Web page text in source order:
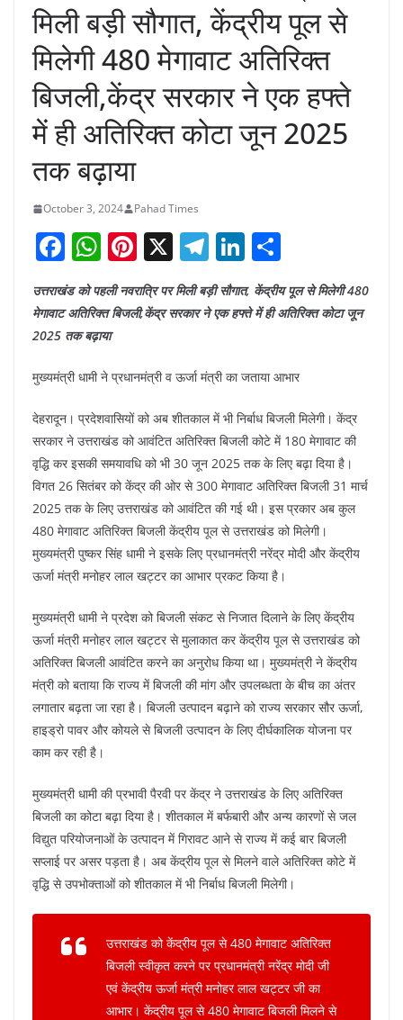
मिली बड़ी सौगात, केंद्रीय पूल से
मिलेगी 480 मेगावाट अतिरिक्त
बिजली,केंद्र सरकार ने एक हफ्ते
में ही अतिरिक्त कोटा जून 2025
तक बढ़ाया
October 3, 2024 Pahad Times
F
a
c
e
b
o
o
k
W
h
at
s
A
p
p
Pi
nt
er
st
X T
el
e
gr
a
m
Li
n
k
n
ar
उत्तराखंड को पहली नवरात्रि पर मिली बड़ी सौगात, केंद्रीय पूल से मिलेगी 480
मेगावाट अतिरिक्त बिजली,केंद्र सरकार ने एक हफ्ते में ही अतिरिक्त कोटा जून
2025 तक बढ़ाया
मुख्यमंत्री धामी ने प्रधानमंत्री व ऊर्जा मंत्री का जताया आभार
देहरादून। प्रदेशवासियों को अब शीतकाल में भी निर्बाध बिजली मिलेगी। केंद्र
सरकार ने उत्तराखंड को आवंटित अतिरिक्त बिजली कोटे में 180 मेगावाट की
वृद्धि कर इसकी समयावधि को भी 30 जून 2025 तक के लिए बढ़ा दिया है।
विगत 26 सितंबर को केंद्र की ओर से 300 मेगावाट अतिरिक्त बिजली 31 मार्च
2025 तक के लिए उत्तराखंड को आवंटित की गई थी। इस प्रकार अब कुल
480 मेगावाट अतिरिक्त बिजली केंद्रीय पूल से उत्तराखंड को मिलेगी।
मुख्यमंत्री पुष्कर सिंह धामी ने इसके लिए प्रधानमंत्री नरेंद्र मोदी और केंद्रीय
ऊर्जा मंत्री मनोहर लाल खट्टर का आभार प्रकट किया है।
मुख्यमंत्री धामी ने प्रदेश को बिजली संकट से निजात दिलाने के लिए केंद्रीय
ऊर्जा मंत्री मनोहर लाल खट्टर से मुलाकात कर केंद्रीय पूल से उत्तराखंड को
अतिरिक्त बिजली आवंटित करने का अनुरोध किया था। मुख्यमंत्री ने केंद्रीय
मंत्री को बताया कि राज्य में बिजली की मांग और उपलब्धता के बीच का अंतर
लगातार बढ़ता जा रहा है। बिजली उत्पादन बढ़ाने को राज्य सरकार सौर ऊर्जा,
हाइड्रो पावर और कोयले से बिजली उत्पादन के लिए दीर्घकालिक योजना पर
काम कर रही है।
मुख्यमंत्री धामी की प्रभावी पैरवी पर केंद्र ने उत्तराखंड के लिए अतिरिक्त
बिजली का कोटा बढ़ा दिया है। शीतकाल में बर्फबारी और अन्य कारणों से जल
विद्युत परियोजनाओं के उत्पादन में गिरावट आने से राज्य में कई बार बिजली
सप्लाई पर असर पड़ता है। अब केंद्रीय पूल से मिलने वाले अतिरिक्त कोटे में
वृद्धि से उपभोक्ताओं को शीतकाल में भी निर्बाध बिजली मिलेगी।
उत्तराखंड को केंद्रीय पूल से 480 मेगावाट अतिरिक्त
बिजली स्वीकृत करने पर प्रधानमंत्री नरेंद्र मोदी जी
एवं केंद्रीय ऊर्जा मंत्री मनोहर लाल खट्टर जी का
आभार। केंद्रीय पूल से 480 मेगावाट बिजली मिलने से